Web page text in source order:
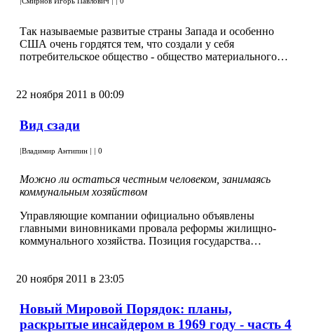
Так называемые развитые страны Запада и особенно
США очень гордятся тем, что создали у себя
потребительское общество - общество материального…
22 ноября 2011 в 00:09
Вид сзади
|Владимир Антипин | | 0
Можно ли остаться честным человеком, занимаясь
коммунальным хозяйством
Управляющие компании официально объявлены
главными виновниками провала реформы жилищно-
коммунального хозяйства. Позиция государства…
20 ноября 2011 в 23:05
Новый Мировой Порядок: планы,
раскрытые инсайдером в 1969 году - часть 4